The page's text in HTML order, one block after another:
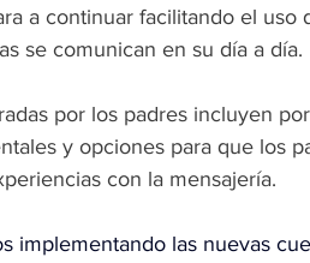
a continuar facilitando el uso
se comunican en su día a día.
por los padres incluyen
y opciones para que los
con la mensajería.
implementando las nuevas